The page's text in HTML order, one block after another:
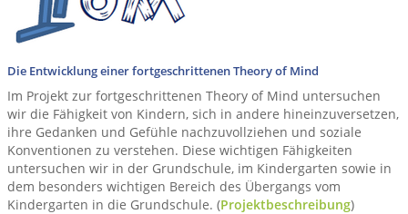
Die Entwicklung einer fortgeschrittenen Theory of Mind
Im Projekt zur fortgeschrittenen Theory of Mind untersuchen
wir die Fähigkeit von Kindern, sich in andere hineinzuversetzen,
ihre Gedanken und Gefühle nachzuvollziehen und soziale
Konventionen zu verstehen. Diese wichtigen Fähigkeiten
untersuchen wir in der Grundschule, im Kindergarten sowie in
dem besonders wichtigen Bereich des Übergangs vom
Kindergarten in die Grundschule. (Projektbeschreibung)